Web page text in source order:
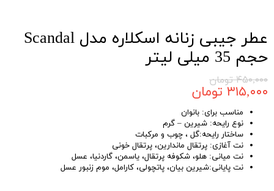
عطر جیبی زنانه اسکلاره مدل Scandal
حجم 35 میلی لیتر
۴۵۰,۰۰۰ تومان
۳۱۵,۰۰۰ تومان
مناسب برای: بانوان
نوع رایحه: شیرین – گرم
ساختار رایحه:گل ، چوب و مرکبات
نت آغازی: ‏‏پرتقال ماندارین، پرتقال خونی
نت میانی: هلو، شکوفه پرتقال، یاسمن، گاردنیا، عسل
نت پایانی:شیرین بیان، پاتچولی، کارامل، موم زنبور عسل